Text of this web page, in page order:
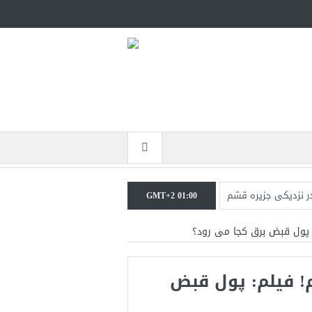
نزدیکی جزیره قشم
همچنان پابرجاست
منیر به عربستان
ایران را می‌گیرد
GMT+2 01:00
پول قبض برق کجا می رود؟
فیلم: پول قبض